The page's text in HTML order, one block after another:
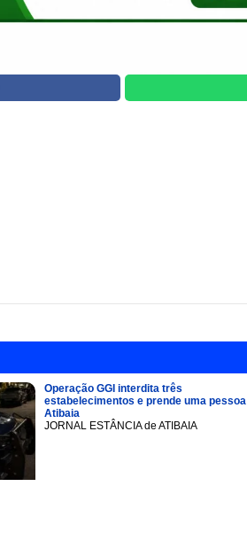
Operação GGI interdita três
estabelecimentos e prende uma
Atibaia
JORNAL ESTÂNCIA de ATIBAIA